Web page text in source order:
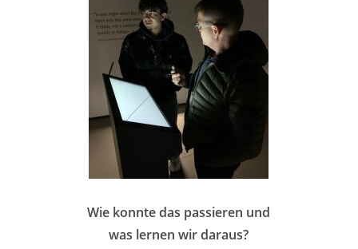
Wie konnte das passieren und
was lernen wir daraus?